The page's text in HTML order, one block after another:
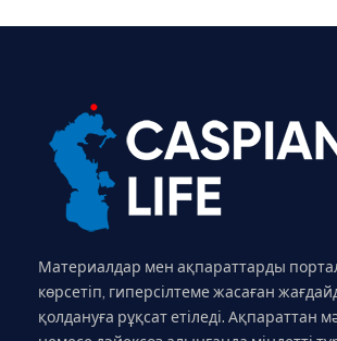
Материалдар мен ақпараттарды
көрсетіп, гиперсілтеме жасаған
қолдануға рұқсат етіледі. Ақпараттан